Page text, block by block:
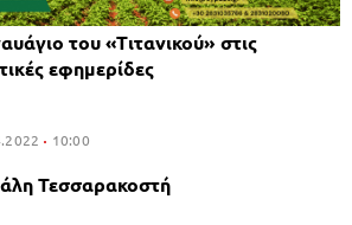
του «Τιτανικού» στις
εφημερίδες
10:00
Τεσσαρακοστή